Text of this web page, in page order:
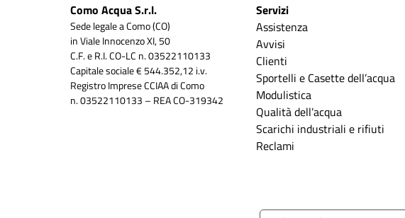
Como Acqua S.r.l.
Sede legale a Como (CO)
in Viale Innocenzo XI, 50
C.F. e R.I. CO-LC n. 03522110133
Capitale sociale € 544.352,12 i.v.
Registro Imprese CCIAA di Como
n. 03522110133 – REA CO-319342
Servizi
Assistenza
Avvisi
Clienti
Sportelli e Casette dell’acqua
Modulistica
Qualità dell’acqua
Scarichi industriali e rifiuti
Reclami